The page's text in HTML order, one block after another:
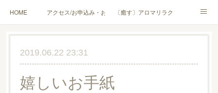
HOME アクセス/お申込み・お問合せ〔癒す〕アロマリラクゼーション
〔学ぶ〕AEAJ資格対応コース〔学ぶ〕トリートメント実技講座／介護アロマ講座
ハンモックよもぎ蒸し® HAMMOCK SAUNA® アカデミー厚木校
2019.06.22 23:31
嬉しいお手紙